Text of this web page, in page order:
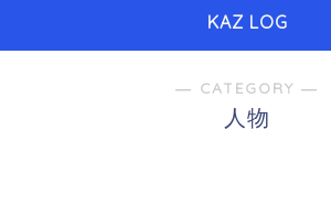
KAZ LOG
― CATEGORY ―
人物